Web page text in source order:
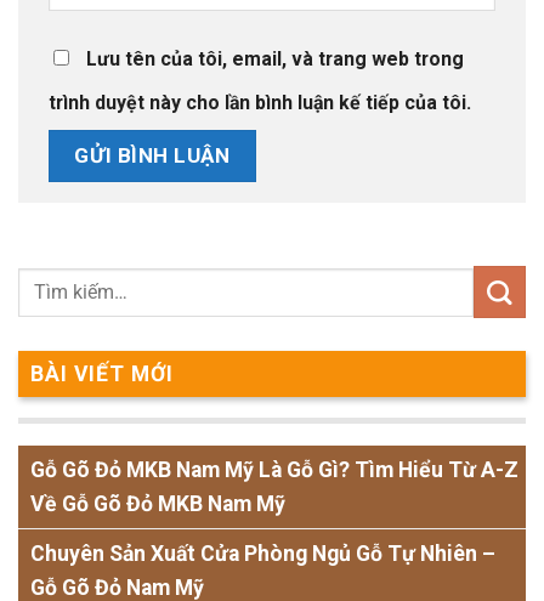
Lưu tên của tôi, email, và trang web trong
trình duyệt này cho lần bình luận kế tiếp của tôi.
BÀI VIẾT MỚI
Gỗ Gõ Đỏ MKB Nam Mỹ Là Gỗ Gì? Tìm Hiểu Từ A-Z
Về Gỗ Gõ Đỏ MKB Nam Mỹ
Chuyên Sản Xuất Cửa Phòng Ngủ Gỗ Tự Nhiên –
Gỗ Gõ Đỏ Nam Mỹ